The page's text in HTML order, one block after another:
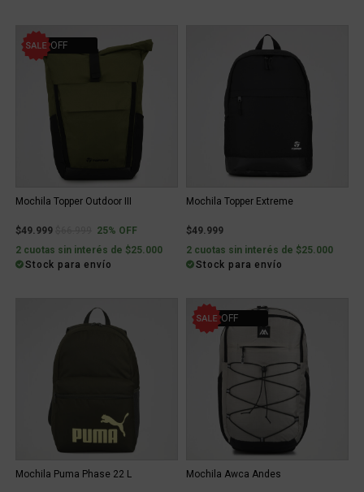
25% OFF
Mochila Topper Outdoor III
$49.999 Price reduced from
to25% OFF
2 cuotas sin interés de $25.000
Stock para envío
Mochila Topper Extreme
$49.999
2 cuotas sin interés de $25.000
Stock para envío
Mochila Puma Phase 22 L
60% OFF
Mochila Awca Andes